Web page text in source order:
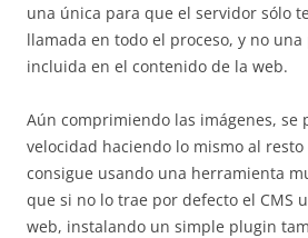
una única para que el servidor sólo
llamada en todo el proceso, y no
incluida en el contenido de la web.
Aún comprimiendo las imágenes, se
velocidad haciendo lo mismo al
consigue usando una herramienta
que si no lo trae por defecto el CMS
web, instalando un simple plugin